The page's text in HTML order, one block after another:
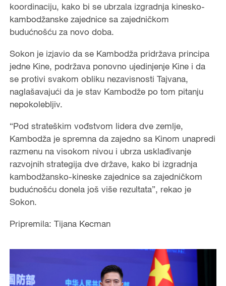
koordinaciju, kako bi se ubrzala izgradnja kinesko-
kambodžanske zajednice sa zajedničkom
budućnošću za novo doba.
Sokon je izjavio da se Kambodža pridržava principa
jedne Kine, podržava ponovno ujedinjenje Kine i da
se protivi svakom obliku nezavisnosti Tajvana,
naglašavajući da je stav Kambodže po tom pitanju
nepokolebljiv.
“Pod strateškim vođstvom lidera dve zemlje,
Kambodža je spremna da zajedno sa Kinom unapredi
razmenu na visokom nivou i ubrza usklađivanje
razvojnih strategija dve države, kako bi izgradnja
kambodžansko-kineske zajednice sa zajedničkom
budućnošću donela još više rezultata”, rekao je
Sokon.
Pripremila: Tijana Kecman